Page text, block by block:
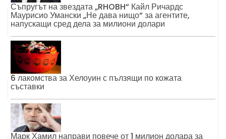
Съпругът на звездата „RHOBH“ Кайл Ричардс
Маурисио Умански „Не дава нищо“ за агентите,
напускащи сред дела за милиони долари
6 лакомства за Хелоуин с пълзящи по кожата
съставки
Марк Хамил направи повече от 1 милион долара за